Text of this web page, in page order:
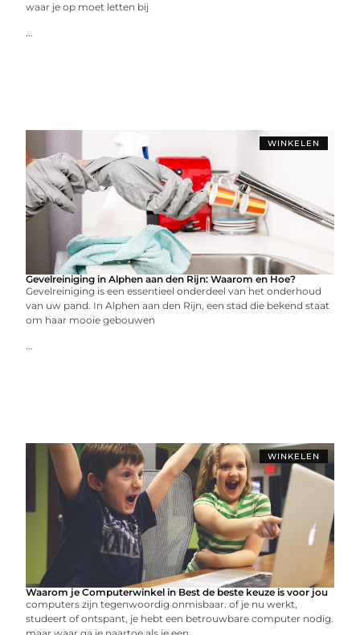
waar je op moet letten bij
...
WINKELEN
Gevelreiniging in Alphen aan den Rijn: Waarom en Hoe?
Gevelreiniging is een essentieel onderdeel van het onderhoud
van uw pand. In Alphen aan den Rijn, een stad die bekend staat
om haar mooie gebouwen
...
WINKELEN
Waarom je Computerwinkel in Best de beste keuze is voor jou
computers zijn tegenwoordig onmisbaar. of je nu werkt,
studeert of ontspant, je hebt een betrouwbare computer nodig.